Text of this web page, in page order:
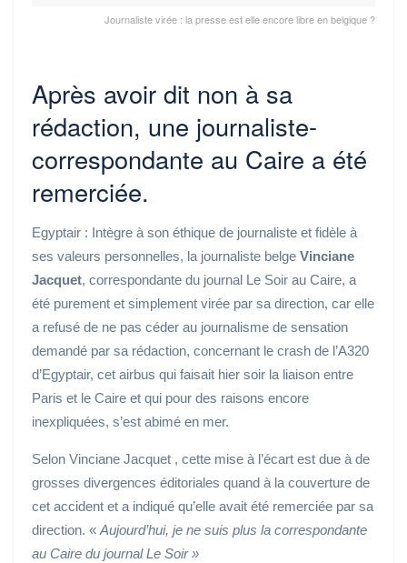
Journaliste virée : la presse est elle encore libre en belgique ?
Après avoir dit non à sa
rédaction, une journaliste-
correspondante au Caire a été
remerciée.
Egyptair : Intègre à son éthique de journaliste et fidèle à
ses valeurs personnelles, la journaliste belge Vinciane
Jacquet, correspondante du journal L e Soir au Caire, a
été purement et simplement virée par sa direction, car elle
a refusé de ne pas céder au journalisme de sensation
demandé par sa rédaction, concernant le crash de l’A320
d’Egyptair, cet airbus qui faisait hier soir la liaison entre
Paris et le Caire et qui pour des raisons encore
inexpliquées, s’est abimé en mer.
Selon Vinciane Jacquet , cette mise à l’écart est due à de
grosses divergences éditoriales quand à la couverture de
cet accident et a indiqué qu’elle avait été remerciée par sa
direction. « Aujourd’hui, je ne suis plus la correspondante
au Caire du journal Le Soir »